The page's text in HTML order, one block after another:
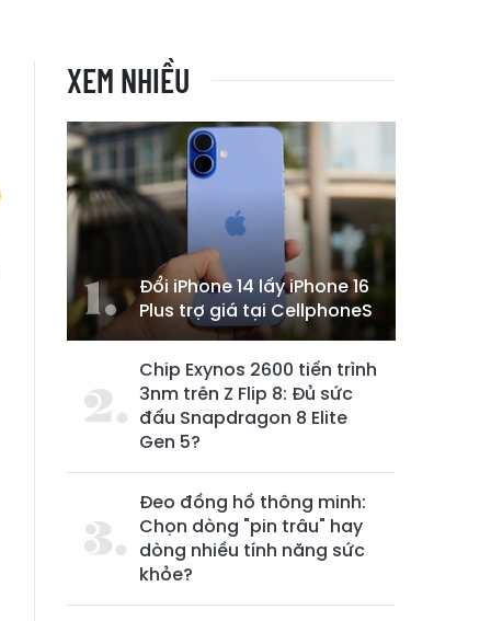
XEM NHIỀU
Đổi iPhone 14 lấy iPhone 16
Plus trợ giá tại CellphoneS
Chip Exynos 2600 tiến trình
3nm trên Z Flip 8: Đủ sức
đấu Snapdragon 8 Elite
Gen 5?
Đeo đồng hồ thông minh:
Chọn dòng "pin trâu" hay
dòng nhiều tính năng sức
khỏe?